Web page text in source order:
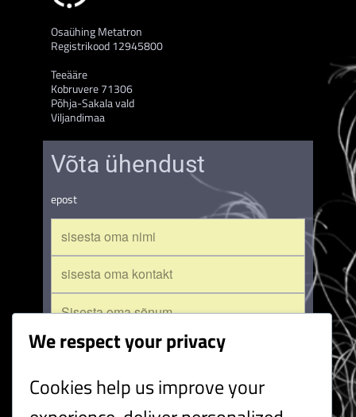
Osaühing Metatron
Registrikood 12945800
Teeääre
Kobruvere 71306
Põhja-Sakala vald
Viljandimaa
Võta ühendust
epost
saada
We respect your privacy
Cookies help us improve your